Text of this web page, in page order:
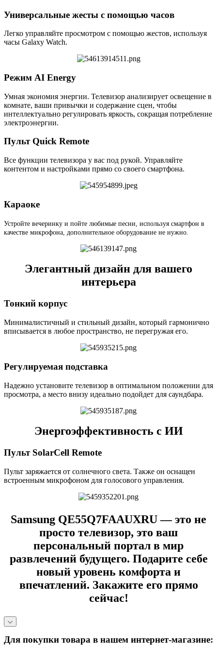
Универсальные жесты с помощью часов
Легко управляйте просмотром с помощью жестов, используя
часы Galaxy Watch.
Режим AI Energy
Умная экономия энергии. Телевизор анализирует освещение в
комнате, ваши привычки и содержание сцен, чтобы
интеллектуально регулировать яркость, сокращая потребление
электроэнергии.
Пульт Quick Remote
Все функции телевизора у вас под рукой. Управляйте
контентом и настройками прямо со своего смартфона.
Караоке
Устройте вечеринку и пойте любимые песни, используя смартфон в
качестве микрофона, дополнительное оборудование не нужно.
Элегантный дизайн для вашего
интерьера
Тонкий корпус
Минималистичный и стильный дизайн, который гармонично
вписывается в любое пространство, не перегружая его.
Регулируемая подставка
Надежно установите телевизор в оптимальном положении для
просмотра, а место внизу идеально подойдет для саундбара.
Энергоэффективность с ИИ
Пульт SolarCell Remote
Пульт заряжается от солнечного света. Также он оснащен
встроенным микрофоном для голосового управления.
Samsung QE55Q7FAAUXRU — это не
просто телевизор, это ваш
персональный портал в мир
развлечений будущего. Подарите себе
новый уровень комфорта и
впечатлений. Закажите его прямо
сейчас!
Для покупки товара в нашем интернет-магазине: